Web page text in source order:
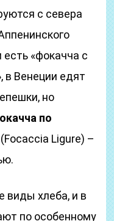
с севера
«фокачча с
в Венеции едят
но
по
(Focaccia Ligure) –
виды хлеба, и в
по особенному